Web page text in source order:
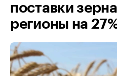
поставки
регионы на